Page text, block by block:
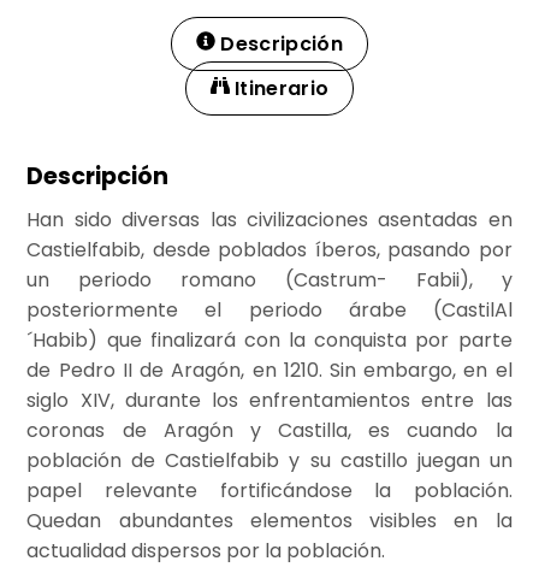
Descripción
Itinerario
Descripción
Han sido diversas las civilizaciones asentadas en
Castielfabib, desde poblados íberos, pasando por
un periodo romano (Castrum- Fabii), y
posteriormente el periodo árabe (CastilAl
´Habib) que finalizará con la conquista por parte
de Pedro II de Aragón, en 1210. Sin embargo, en el
siglo XIV, durante los enfrentamientos entre las
coronas de Aragón y Castilla, es cuando la
población de Castielfabib y su castillo juegan un
papel relevante fortificándose la población.
Quedan abundantes elementos visibles en la
actualidad dispersos por la población.